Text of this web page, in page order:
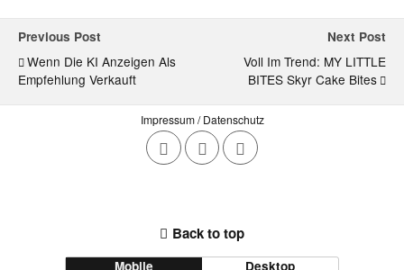
Previous Post
Wenn Die KI Anzeigen Als
Empfehlung Verkauft
Next Post
Voll Im Trend: MY LITTLE
BITES Skyr Cake Bites
Impressum / Datenschutz
Back to top
Mobile Desktop